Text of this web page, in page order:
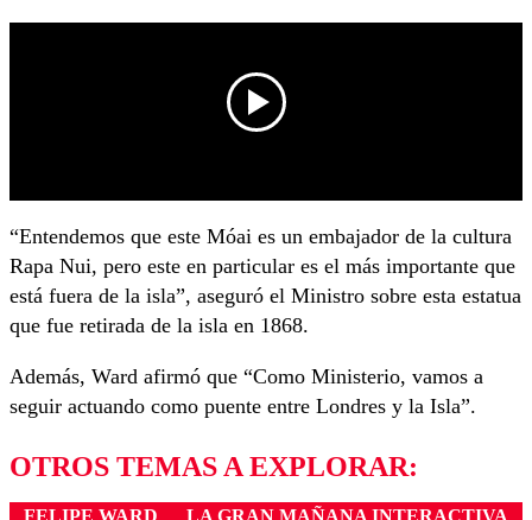
“Entendemos que este Móai es un embajador de la cultura
Rapa Nui, pero este en particular es el más importante que
está fuera de la isla”, aseguró el Ministro sobre esta estatua
que fue retirada de la isla en 1868.
Además, Ward afirmó que “Como Ministerio, vamos a
seguir actuando como puente entre Londres y la Isla”.
OTROS TEMAS A EXPLORAR: